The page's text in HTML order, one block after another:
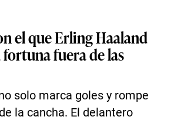
el que Erling Haaland
fuera de las
solo marca goles y rompe
la cancha. El delantero